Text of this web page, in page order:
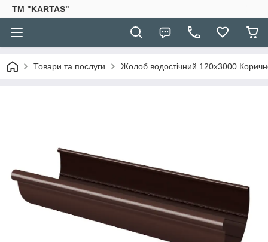
TM "KARTAS"
Товари та послуги Жолоб водостічний 120х3000